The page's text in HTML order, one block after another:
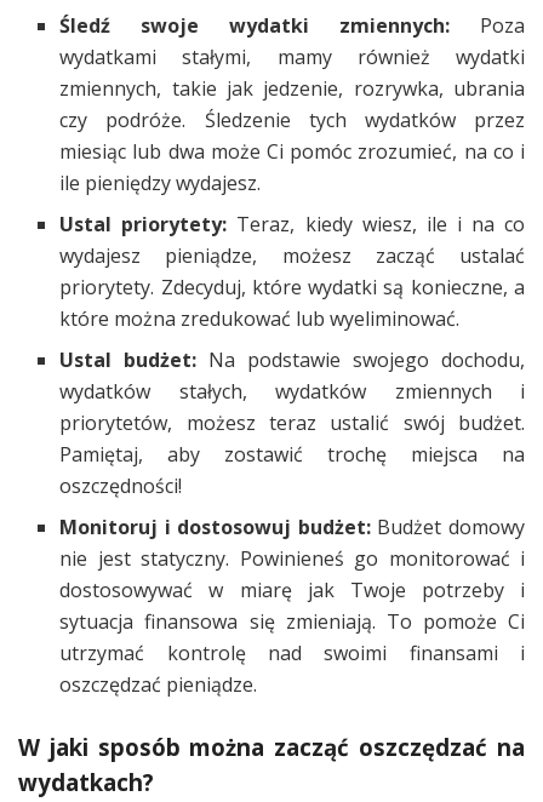
Śledź swoje wydatki zmiennych: Poza
wydatkami stałymi, mamy również wydatki
zmiennych, takie jak jedzenie, rozrywka, ubrania
czy podróże. Śledzenie tych wydatków przez
miesiąc lub dwa może Ci pomóc zrozumieć, na co i
ile pieniędzy wydajesz.
Ustal priorytety: Teraz, kiedy wiesz, ile i na co
wydajesz pieniądze, możesz zacząć ustalać
priorytety. Zdecyduj, które wydatki są konieczne, a
które można zredukować lub wyeliminować.
Ustal budżet: Na podstawie swojego dochodu,
wydatków stałych, wydatków zmiennych i
priorytetów, możesz teraz ustalić swój budżet.
Pamiętaj, aby zostawić trochę miejsca na
oszczędności!
Monitoruj i dostosowuj budżet:Budżet domowy
nie jest statyczny. Powinieneś go monitorować i
dostosowywać w miarę jak Twoje potrzeby i
sytuacja finansowa się zmieniają. To pomoże Ci
utrzymać kontrolę nad swoimi finansami i
oszczędzać pieniądze.
W jaki sposób można zacząć oszczędzać na
wydatkach?